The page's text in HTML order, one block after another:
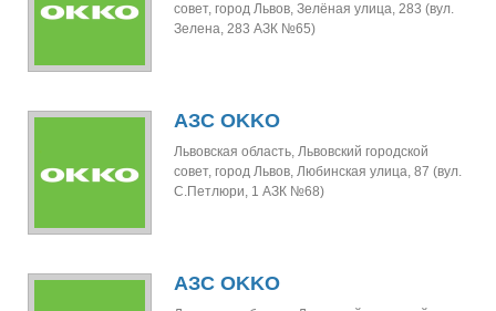
совет, город Львов, Зелёная улица, 283 (вул.
Зелена, 283 АЗК №65)
АЗС OKKO
Львовская область, Львовский городской
совет, город Львов, Любинская улица, 87 (вул.
С.Петлюри, 1 АЗК №68)
АЗС OKKO